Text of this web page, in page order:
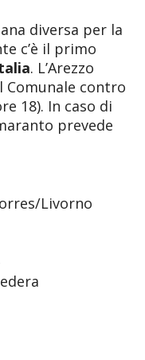
diversa per la
c’è il primo
. L’Arezzo
Comunale contro
18). In caso di
prevede
Livorno